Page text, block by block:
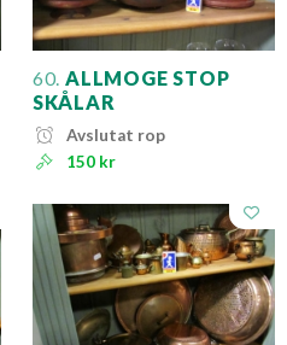
60. ALLMOGE STOP
SKÅLAR
Avslutat rop
150 kr